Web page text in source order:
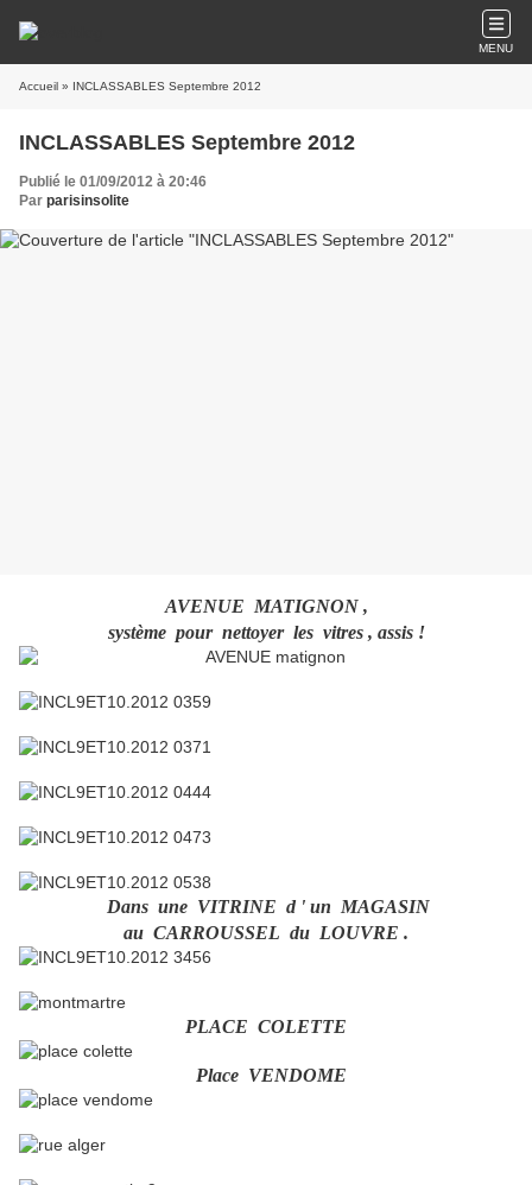
MENU
Accueil » INCLASSABLES Septembre 2012
INCLASSABLES Septembre 2012
Publié le 01/09/2012 à 20:46
Par parisinsolite
AVENUE MATIGNON ,
système pour nettoyer les vitres , assis !
Dans une VITRINE d ' un MAGASIN
au CARROUSSEL du LOUVRE .
PLACE COLETTE
Place VENDOME